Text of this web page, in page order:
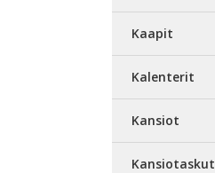
Kaapit
Kalenterit
Kansiot
Kansiotaskut